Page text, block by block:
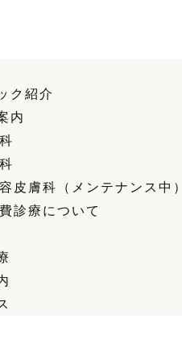
ク紹介
内
皮膚科（メンテナンス中）
診療について